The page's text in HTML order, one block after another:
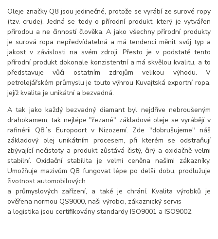
Oleje značky Q8 jsou jedinečné, protože se vyrábí ze surové ropy
(tzv. crude). Jedná se tedy o přírodní produkt, který je vytvářen
přírodou a ne činností člověka. A jako všechny přírodní produkty
je surová ropa nepředvídatelná a má tendenci měnit svůj typ a
jakost v závislosti na svém zdroji. Přesto je v podstatě tento
přírodní produkt dokonale konzistentní a má skvělou kvalitu, a to
představuje vůči ostatním zdrojům velikou výhodu. V
petrolejářském průmyslu je touto výhrou Kuvajtská exportní ropa,
jejíž kvalita je unikátní a bezvadná.
A tak jako každý bezvadný diamant byl nejdříve nebroušeným
drahokamem, tak nejlépe "řezané" základové oleje se vyrábějí v
rafinérii Q8´s Europoort v Nizozemí. Zde "dobrušujeme" náš
základový olej unikátním procesem, při kterém se odstraňují
zbývající nečistoty a produkt zůstává čistý, čirý a oxidačně velmi
stabilní. Oxidační stabilita je velmi ceněna našimi zákazníky.
Umožňuje mazivům Q8 fungovat lépe po delší dobu, prodlužuje
životnost automobilových
a průmyslových zařízení, a také je chrání. Kvalita výrobků je
ověřena normou QS9000, naši výrobci, zákaznický servis
a logistika jsou certifikovány standardy ISO9001 a ISO9002.